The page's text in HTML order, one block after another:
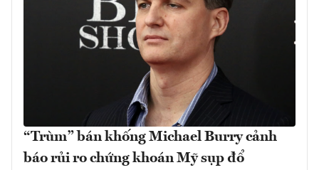
“Trùm” bán khống Michael Burry cảnh
báo rủi ro chứng khoán Mỹ sụp đổ